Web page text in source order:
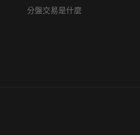
分盤交易是什麼